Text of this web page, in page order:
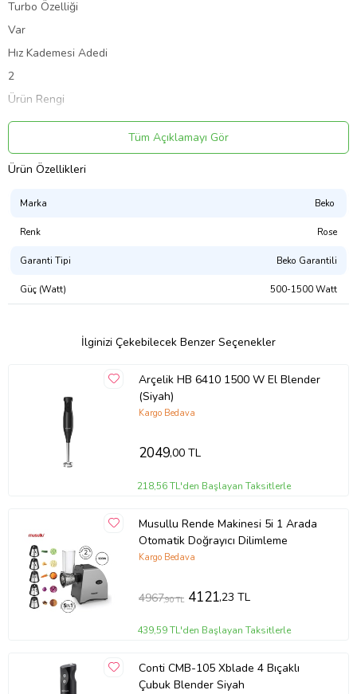
Turbo Özelliği
Var
Hız Kademesi Adedi
2
Ürün Rengi
Rose Gold
900 mL
Tek Tuşla Kontrol
Var
O¨lc¸u¨ Kabı
Var
Bulaşık Makinesinde Yıkanabilir Aksesuarlar
Doğrama Kabı Malzemesi
Paslanmaz Çelik Blender
Paslanmaz Çelik Bıçak
Doğrayıcı Kabı
Tüm Açıklamayı Gör
Ürün Özellikleri
Marka Beko
Renk Rose
Garanti Tipi Beko Garantili
Güç (Watt) 500-1500 Watt
İlginizi Çekebilecek Benzer Seçenekler
Arçelik HB 6410 1500 W El Blender
(Siyah)
Kargo Bedava
2049,00 TL
218,56 TL'den Başlayan Taksitlerle
Musullu Rende Makinesi 5i 1 Arada
Otomatik Doğrayıcı Dilimleme
Kargo Bedava
4967,90 TL 4121,23 TL
439,59 TL'den Başlayan Taksitlerle
Conti CMB-105 Xblade 4 Bıçaklı
Çubuk Blender Siyah